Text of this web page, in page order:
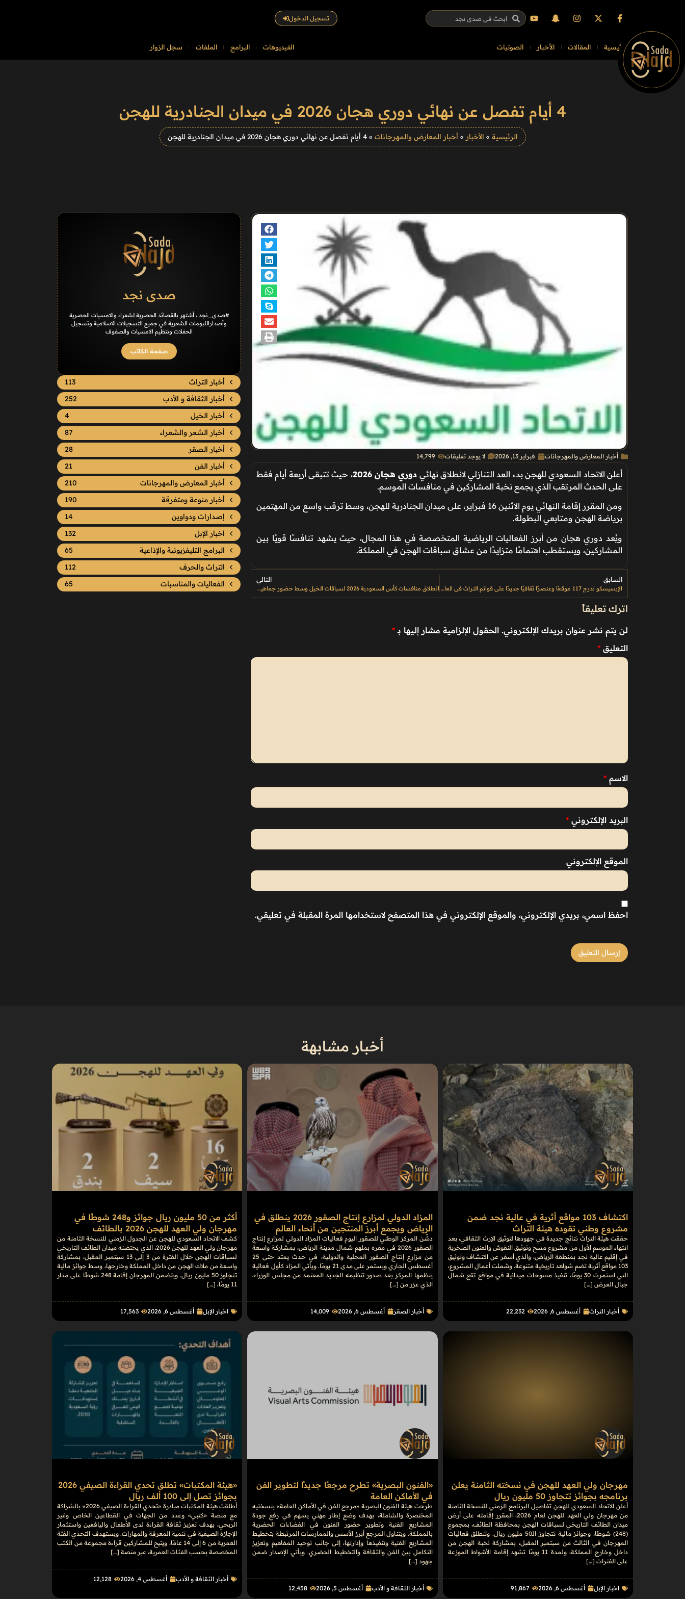
تسجيل الدخول
الرئيسية المقالات الأخبار الصوتيات الفيديوهات البرامج الملفات سجل الزوار
4 أيام تفصل عن نهائي دوري هجان 2026 في ميدان الجنادرية للهجن
الرئيسية » الأخبار » أخبار المعارض والمهرجانات »4 أيام تفصل عن نهائي دوري هجان 2026 في ميدان الجنادرية للهجن
أخبار المعارض والمهرجانات فبراير 13, 2026 لا يوجد تعليقات 14٬799
أعلن الاتحاد السعودي للهجن بدء العد التنازلي لانطلاق نهائي دوري هجان 2026
، حيث تتبقى أربعة أيام فقط
على الحدث المرتقب الذي يجمع نخبة المشاركين في منافسات الموسم.
ومن المقرر إقامة النهائي يوم الاثنين 16 فبراير، على ميدان الجنادرية للهجن، وسط ترقب واسع من المهتمين
برياضة الهجن ومتابعي البطولة.
ويُعد دوري هجان من أبرز الفعاليات الرياضية المتخصصة في هذا المجال، حيث يشهد تنافسًا قويًا بين
المشاركين، ويستقطب اهتمامًا متزايدًا من عشاق سباقات الهجن في المملكة.
السابق
الإيسيسكو تدرج 117 موقعًا وعنصرًا ثقافيًا جديدًا على قوائم التراث في العالم الإسلامي
التالي
انطلاق منافسات كأس السعودية 2026 لسباقات الخيل وسط حضور جماهيري ومنافسات قوية
اترك تعليقاً
لن يتم نشر عنوان بريدك الإلكتروني. الحقول الإلزامية مشار إليها بـ *
التعليق *
الاسم *
البريد الإلكتروني *
الموقع الإلكتروني
احفظ اسمي، بريدي الإلكتروني، والموقع الإلكتروني في هذا المتصفح لاستخدامها المرة المقبلة في تعليقي.
صدى نجد
#صدى_نجد ، أشتهر بالقصائد الحصرية لشعراء والامسيات الحصرية
وأصداراللبومات الشعرية في جميع التسجيلات الاسلامية وتسجيل
الحفلات ونتظيم الامسيات والصفوف
صفحة الكاتب
أخبار التراث
113
أخبار الثقافة و الأدب
252
أخبار الخيل
4
أخبار الشعر والشعراء
87
أخبار الصقر
28
أخبار الفن
21
أخبار المعارض والمهرجانات
210
أخبار منوعة ومتفرقة
190
إصدارات ودواوين
14
اخبار الإبل
132
البرامج التليفزيونية والإذاعية
65
التراث والحرف
112
الفعاليات والمناسبات
65
أخبار مشابهة
اكتشاف 103 مواقع أثرية في عالية نجد ضمن
مشروع وطني تقوده هيئة التراث
حققت هيئة التراث نتائج جديدة في جهودها لتوثيق الإرث الثقافي، بعد
انتهاء الموسم الأول من مشروع مسح وتوثيق النقوش والفنون الصخرية
في إقليم عالية نجد بمنطقة الرياض، والذي أسفر عن اكتشاف وتوثيق
103 مواقع أثرية تضم شواهد تاريخية متنوعة. وشملت أعمال المشروع،
التي استمرت 30 يومًا، تنفيذ مسوحات ميدانية في مواقع تقع شمال
جبال العرض […]
أخبار التراث أغسطس 6, 2026 22٬232
المزاد الدولي لمزارع إنتاج الصقور 2026 ينطلق في
الرياض ويجمع أبرز المنتجين من أنحاء العالم
دشّن المركز الوطني للصقور اليوم فعاليات المزاد الدولي لمزارع إنتاج
الصقور 2026 في مقره بملهم شمال مدينة الرياض، بمشاركة واسعة
من مزارع إنتاج الصقور المحلية والدولية، في حدث يمتد حتى 25
أغسطس الجاري ويستمر على مدى 21 يومًا. ويأتي المزاد كأول فعالية
ينظمها المركز بعد صدور تنظيمه الجديد المعتمد من مجلس الوزراء،
الذي عزز من […]
أخبار الصقر أغسطس 6, 2026 14٬009
أكثر من 50 مليون ريال جوائز و248 شوطًا في
مهرجان ولي العهد للهجن 2026 بالطائف
كشف الاتحاد السعودي للهجن عن الجدول الزمني للنسخة الثامنة من
مهرجان ولي العهد للهجن 2026، الذي يحتضنه ميدان الطائف التاريخي
لسباقات الهجن خلال الفترة من 3 إلى 13 سبتمبر المقبل، بمشاركة
واسعة من ملاك الهجن من داخل المملكة وخارجها، وسط جوائز مالية
تتجاوز 50 مليون ريال. ويتضمن المهرجان إقامة 248 شوطًا على مدار
11 يومًا، […]
اخبار الإبل أغسطس 6, 2026 17٬563
مهرجان ولي العهد للهجن في نسخته الثامنة يعلن
برنامجه بجوائز تتجاوز 50 مليون ريال
أعلن الاتحاد السعودي للهجن تفاصيل البرنامج الزمني للنسخة الثامنة
من مهرجان ولي العهد للهجن لعام 2026، المقرر إقامته على أرض
ميدان الطائف التاريخي لسباقات الهجن بمحافظة الطائف، بمجموع
(248) شوطًا، وجوائز مالية تتجاوز الـ50 مليون ريال. وتنطلق فعاليات
المهرجان في الثالث من سبتمبر المقبل، بمشاركة نخبة الهجن من
داخل وخارج المملكة، ولمدة 11 يومًا تشهد إقامة الأشواط الموزعة
على الفترات […]
اخبار الإبل أغسطس 6, 2026 91٬867
«الفنون البصرية» تطرح مرجعًا جديدًا لتطوير الفن
في الأماكن العامة
طرحت هيئة الفنون البصرية «مرجع الفن في الأماكن العامة» بنسختيه
المختصرة والشاملة، بهدف وضع إطار مهني يسهم في رفع جودة
المشاريع الفنية وتطوير حضور الفنون في الفضاءات الحضرية
بالمملكة. ويتناول المرجع أبرز الأسس والممارسات المرتبطة بتخطيط
المشاريع الفنية وتنفيذها وإدارتها، إلى جانب توحيد المفاهيم وتعزيز
التكامل بين الفن والثقافة والتخطيط الحضري. ويأتي الإصدار ضمن
جهود […]
أخبار الثقافة و الأدب أغسطس 5, 2026 12٬458
«هيئة المكتبات» تطلق تحدي القراءة الصيفي 2026
بجوائز تصل إلى 100 ألف ريال
أطلقت هيئة المكتبات مبادرة «تحدي القراءة الصيفي 2026» بالشراكة
مع منصة «كتبي» وعدد من الجهات في القطاعين الخاص وغير
الربحي، بهدف تعزيز ثقافة القراءة لدى الأطفال واليافعين واستثمار
الإجازة الصيفية في تنمية المعرفة والمهارات. ويستهدف التحدي الفئة
العمرية من 6 إلى 14 عامًا، ويتيح للمشاركين قراءة مجموعة من الكتب
المخصصة بحسب الفئات العمرية، عبر منصة […]
أخبار الثقافة و الأدب أغسطس 4, 2026 12٬128